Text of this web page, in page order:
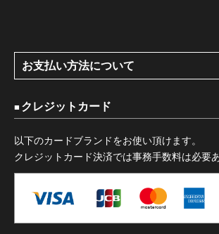
お支払い方法について
クレジットカード
以下のカードブランドをお使い頂けます。
クレジットカード決済では事務手数料は必要